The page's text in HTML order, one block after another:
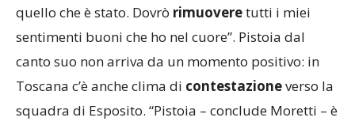
quello che è stato. Dovrò rimuoveretutti i miei
sentimenti buoni che ho nel cuore”. Pistoia dal
canto suo non arriva da un momento positivo: in
Toscana c’è anche clima di contestazioneverso la
squadra di Esposito. “Pistoia – conclude Moretti – è